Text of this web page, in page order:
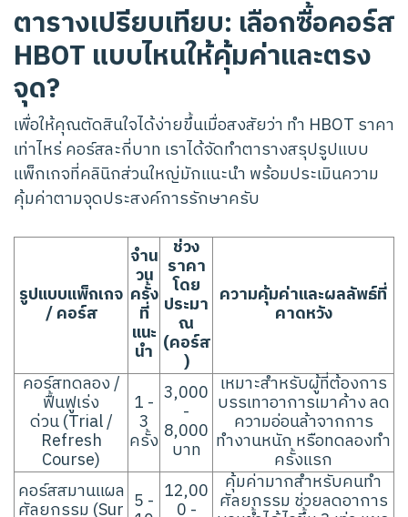
ตารางเปรียบเทียบ: เลือกซื้อคอร์ส
HBOT แบบไหนให้คุ้มค่าและตรง
จุด?
เพื่อให้คุณตัดสินใจได้ง่ายขึ้นเมื่อสงสัยว่า ทำ HBOT ราคา
เท่าไหร่ คอร์สละกี่บาท เราได้จัดทำตารางสรุปรูปแบบ
แพ็กเกจที่คลินิกส่วนใหญ่มักแนะนำ พร้อมประเมินความ
คุ้มค่าตามจุดประสงค์การรักษาครับ
รูปแบบแพ็กเกจ
/ คอร์ส
จำน
วน
ครั้ง
ที่
แนะ
นำ
ช่วง
ราคา
โดย
ประมา
ณ
(คอร์ส
)
ความคุ้มค่าและผลลัพธ์ที่
คาดหวัง
คอร์สทดลอง /
ฟื้นฟูเร่ง
ด่วน (Trial /
Refresh
Course)
1 -
3
ครั้ง
3,000
-
8,000
บาท
เหมาะสำหรับผู้ที่ต้องการ
บรรเทาอาการเมาค้าง ลด
ความอ่อนล้าจากการ
ทำงานหนัก หรือทดลองทำ
ครั้งแรก
คอร์สสมานแผล
ศัลยกรรม (Sur 5 - 12,00
0 -
คุ้มค่ามากสำหรับคนทำ
ศัลยกรรม ช่วยลดอาการ